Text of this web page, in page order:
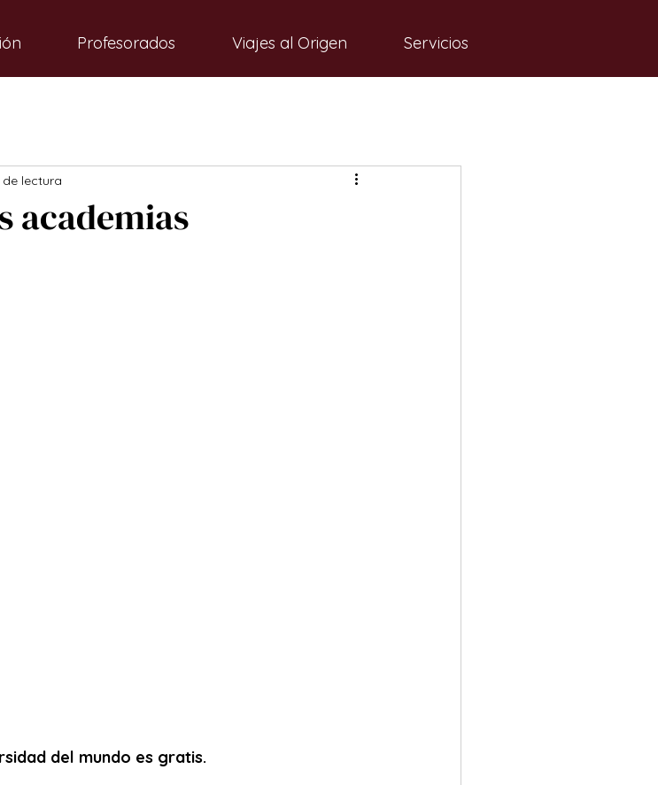
Profesorados Viajes al Origen Servicios
academias
de lectura
del mundo es gratis.